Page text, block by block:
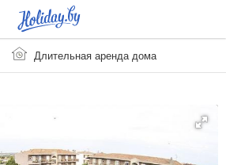
Длительная аренда дома